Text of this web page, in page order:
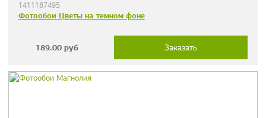
1411187495
Фотообои Цветы на темном фоне
189.00 руб Заказать